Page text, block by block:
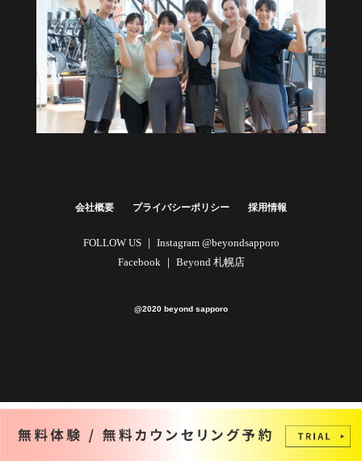
会社概要 プライバシーポリシー 採用情報
FOLLOW US ｜ Instagram @beyondsapporo
Facebook ｜ Beyond 札幌店
@2020 beyond sapporo